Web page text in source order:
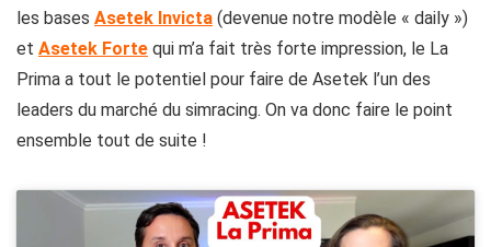
les bases Asetek Invicta (devenue notre modèle « daily »)
et Asetek Forte qui m’a fait très forte impression, le La
Prima a tout le potentiel pour faire de Asetek l’un des
leaders du marché du simracing. On va donc faire le point
ensemble tout de suite !